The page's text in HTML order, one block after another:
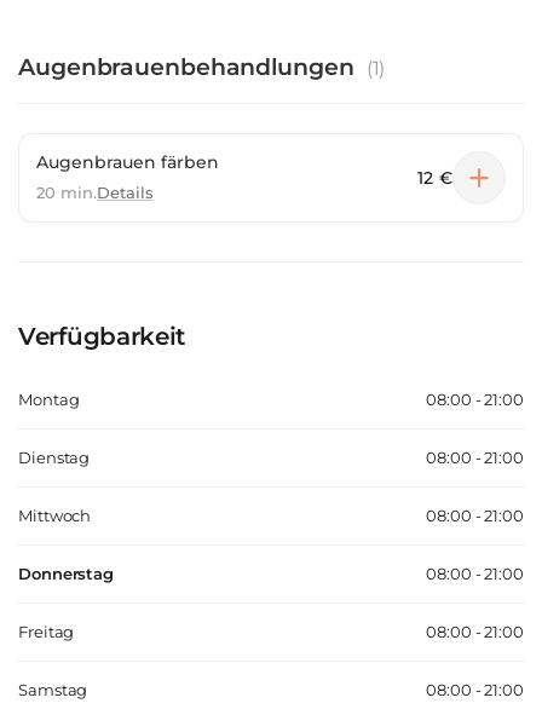
Augenbrauenbehandlungen (1)
Augenbrauen färben
20 min.Details
12 €
Verfügbarkeit
Montag 08:00 - 21:00
Dienstag 08:00 - 21:00
Mittwoch 08:00 - 21:00
Donnerstag 08:00 - 21:00
Freitag 08:00 - 21:00
Samstag 08:00 - 21:00